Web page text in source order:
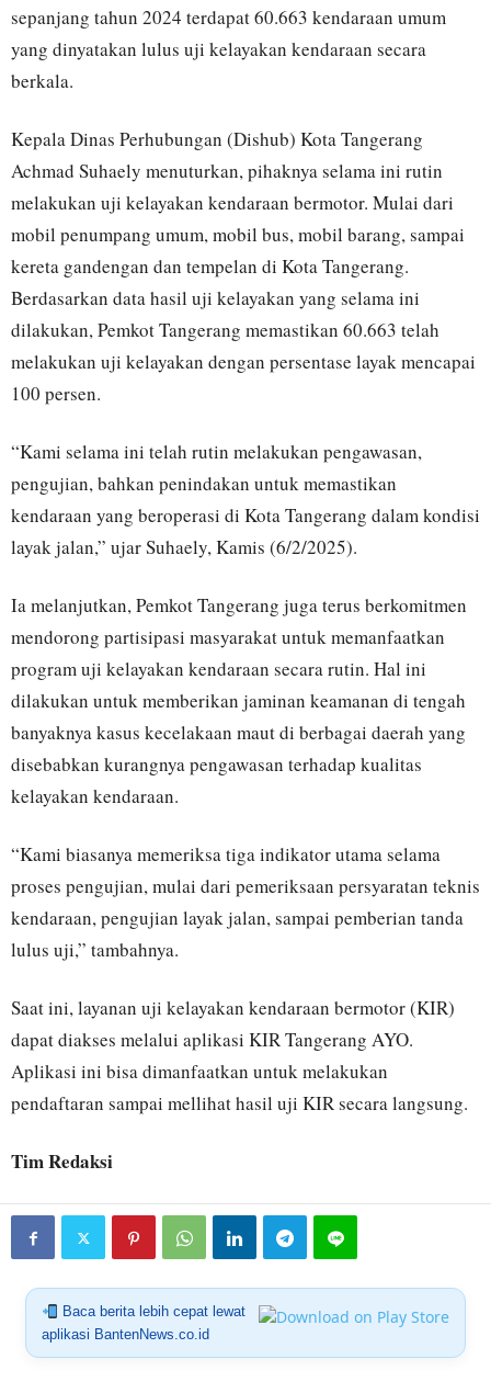
sepanjang tahun 2024 terdapat 60.663 kendaraan umum
yang dinyatakan lulus uji kelayakan kendaraan secara
berkala.
Kepala Dinas Perhubungan (Dishub) Kota Tangerang
Achmad Suhaely menuturkan, pihaknya selama ini rutin
melakukan uji kelayakan kendaraan bermotor. Mulai dari
mobil penumpang umum, mobil bus, mobil barang, sampai
kereta gandengan dan tempelan di Kota Tangerang.
Berdasarkan data hasil uji kelayakan yang selama ini
dilakukan, Pemkot Tangerang memastikan 60.663 telah
melakukan uji kelayakan dengan persentase layak mencapai
100 persen.
“Kami selama ini telah rutin melakukan pengawasan,
pengujian, bahkan penindakan untuk memastikan
kendaraan yang beroperasi di Kota Tangerang dalam kondisi
layak jalan,” ujar Suhaely, Kamis (6/2/2025).
Ia melanjutkan, Pemkot Tangerang juga terus berkomitmen
mendorong partisipasi masyarakat untuk memanfaatkan
program uji kelayakan kendaraan secara rutin. Hal ini
dilakukan untuk memberikan jaminan keamanan di tengah
banyaknya kasus kecelakaan maut di berbagai daerah yang
disebabkan kurangnya pengawasan terhadap kualitas
kelayakan kendaraan.
“Kami biasanya memeriksa tiga indikator utama selama
proses pengujian, mulai dari pemeriksaan persyaratan teknis
kendaraan, pengujian layak jalan, sampai pemberian tanda
lulus uji,” tambahnya.
Saat ini, layanan uji kelayakan kendaraan bermotor (KIR)
dapat diakses melalui aplikasi KIR Tangerang AYO.
Aplikasi ini bisa dimanfaatkan untuk melakukan
pendaftaran sampai mellihat hasil uji KIR secara langsung.
Tim Redaksi
Baca berita lebih cepat lewat
aplikasi BantenNews.co.id